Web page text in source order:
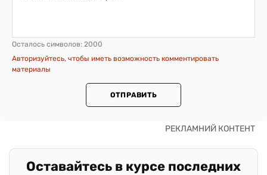
Осталось символов: 2000
Авторизуйтесь, чтобы иметь возможность комментировать
материалы
ОТПРАВИТЬ
Оставайтесь в курсе последних